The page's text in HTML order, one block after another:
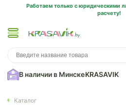
Работаем только с юридическими
расчету!
В наличии в МинскеKRASAVIK
Каталог